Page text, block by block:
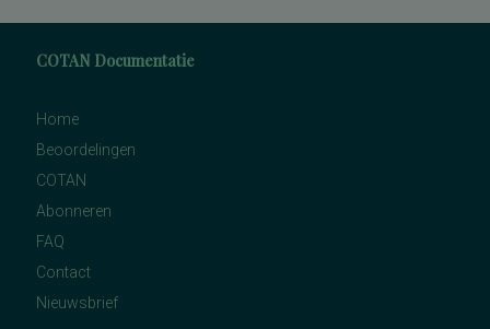
COTAN Documentatie
Home
Beoordelingen
COTAN
Abonneren
FAQ
Contact
Nieuwsbrief